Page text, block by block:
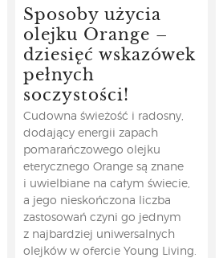
Sposoby użycia
olejku Orange –
dziesięć wskazówek
pełnych
soczystości!
Cudowna świeżość i radosny,
dodający energii zapach
pomarańczowego olejku
eterycznego Orange są znane
i uwielbiane na całym świecie,
a jego nieskończona liczba
zastosowań czyni go jednym
z najbardziej uniwersalnych
olejków w ofercie Young Living.